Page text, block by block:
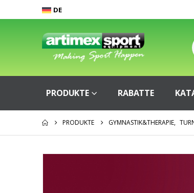
DE
PRODUKTE RABATTE
PRODUKTE GYMNASTIK&THERAPIE,